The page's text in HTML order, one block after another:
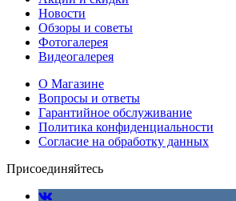
Новости
Обзоры и советы
Фотогалерея
Видеогалерея
О Магазине
Вопросы и ответы
Гарантийное обслуживание
Политика конфиденциальности
Согласие на обработку данных
Присоединяйтесь